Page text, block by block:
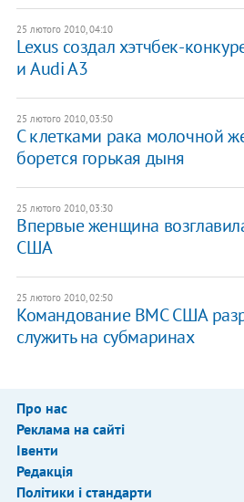
25 лютого 2010, 04:10
Lexus создал хэтчбек-
и Audi A3
25 лютого 2010, 03:50
С клетками рака молочной
борется горькая дыня
25 лютого 2010, 03:30
Впервые женщина
США
25 лютого 2010, 02:50
Командование ВМС США
служить на субмаринах
Про нас
Реклама на сайті
Івенти
Редакція
Політики і стандарти